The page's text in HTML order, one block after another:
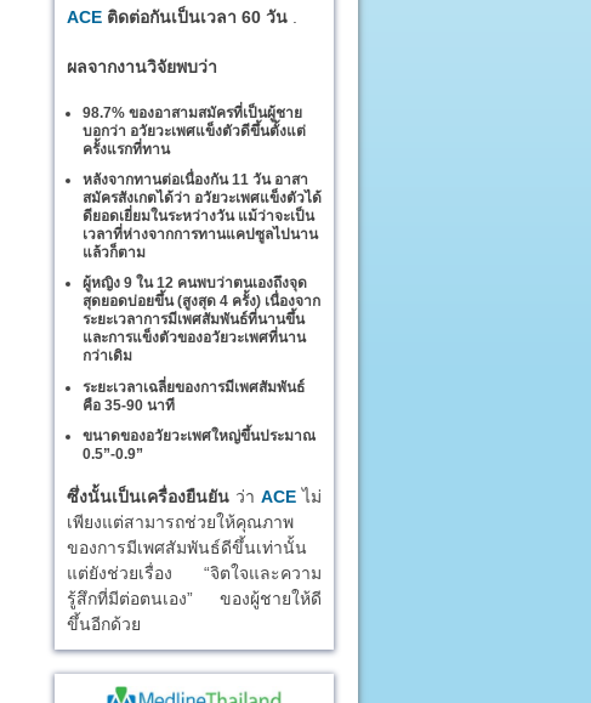
ACE ติดต่อกันเป็นเวลา 60 วัน
ผลจากงานวิจัยพบว่า
98.7% ของอาสามสมัครที่เป็นผู้ชาย
บอกว่า อวัยวะเพศแข็งตัวดีขึ้นตั้งแต่
ครั้งแรกที่ทาน
หลังจากทานต่อเนื่องกัน 11 วัน อาสา
สมัครสังเกตได้ว่า อวัยวะเพศแข็งตัวได้
ดียอดเยี่ยมในระหว่างวัน แม้ว่าจะเป็น
เวลาที่ห่างจากการทานแคปซูลไปนาน
แล้วก็ตาม
ผู้หญิง 9 ใน 12 คนพบว่าตนเองถึงจุด
สุดยอดบ่อยขึ้น (สูงสุด 4 ครั้ง) เนื่องจาก
ระยะเวลาการมีเพศสัมพันธ์ที่นานขึ้น
และการแข็งตัวของอวัยวะเพศที่นาน
กว่าเดิม
ระยะเวลาเฉลี่ยของการมีเพศสัมพันธ์
คือ 35-90 นาที
ขนาดของอวัยวะเพศใหญ่ขึ้นประมาณ
0.5”-0.9”
ซึ่งนั้นเป็นเครื่องยืนยัน ว่า ACE ไม่
เพียงแต่สามารถช่วยให้คุณภาพ
ของการมีเพศสัมพันธ์ดีขึ้นเท่านั้น
แต่ยังช่วยเรื่อง “จิตใจและความ
รู้สึกที่มีต่อตนเอง” ของผู้ชายให้ดี
ขึ้นอีกด้วย